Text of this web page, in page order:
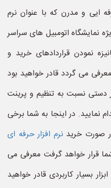
ایی و مدرن که با عنوان نرم
نمایشگاه اتومبیل های سراسر
نمودن قراردادهای خرید و
می گردد قادر خواهید بود
نسبت به تنظیم و پرینت
نمایید. در اینجا به شما برخی
در صورت خریدنرم افزار حرفه ای
قرار خواهد گرفت معرفی می
بسیار کاربردی قادر خواهید